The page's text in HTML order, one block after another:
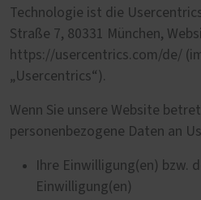
Technologie ist die
Straße 7, 80331 München,
https://usercentrics.com/de/
„Usercentrics“).
Wenn Sie unsere Website
personenbezogene Daten an
Ihre Einwilligung(en) bzw.
Einwilligung(en)